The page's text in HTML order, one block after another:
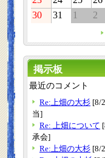
30
31 1 2
掲示板
最近のコメント
Re:上畑の大杉 [8/
当]
Re: 上畑について
承会]
Re:上畑の大杉 [8/